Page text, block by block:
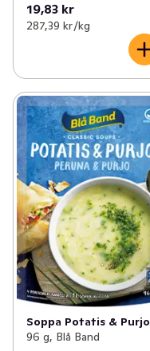
19,83 kr
287,39 kr /kg
Soppa Potatis & Purjo
96 g, Blå Band